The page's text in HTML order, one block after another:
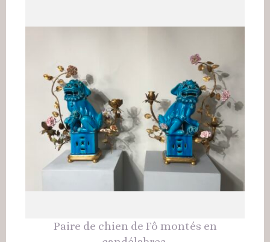
Paire de chien de Fô montés en